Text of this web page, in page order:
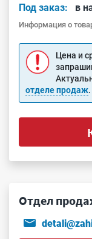
Под заказ:
в
Информация о
Цена и
отделе продаж.
Отдел